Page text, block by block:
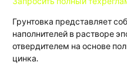
Грунтовка представляет
наполнителей в растворе
отвердителем на основе
цинка.